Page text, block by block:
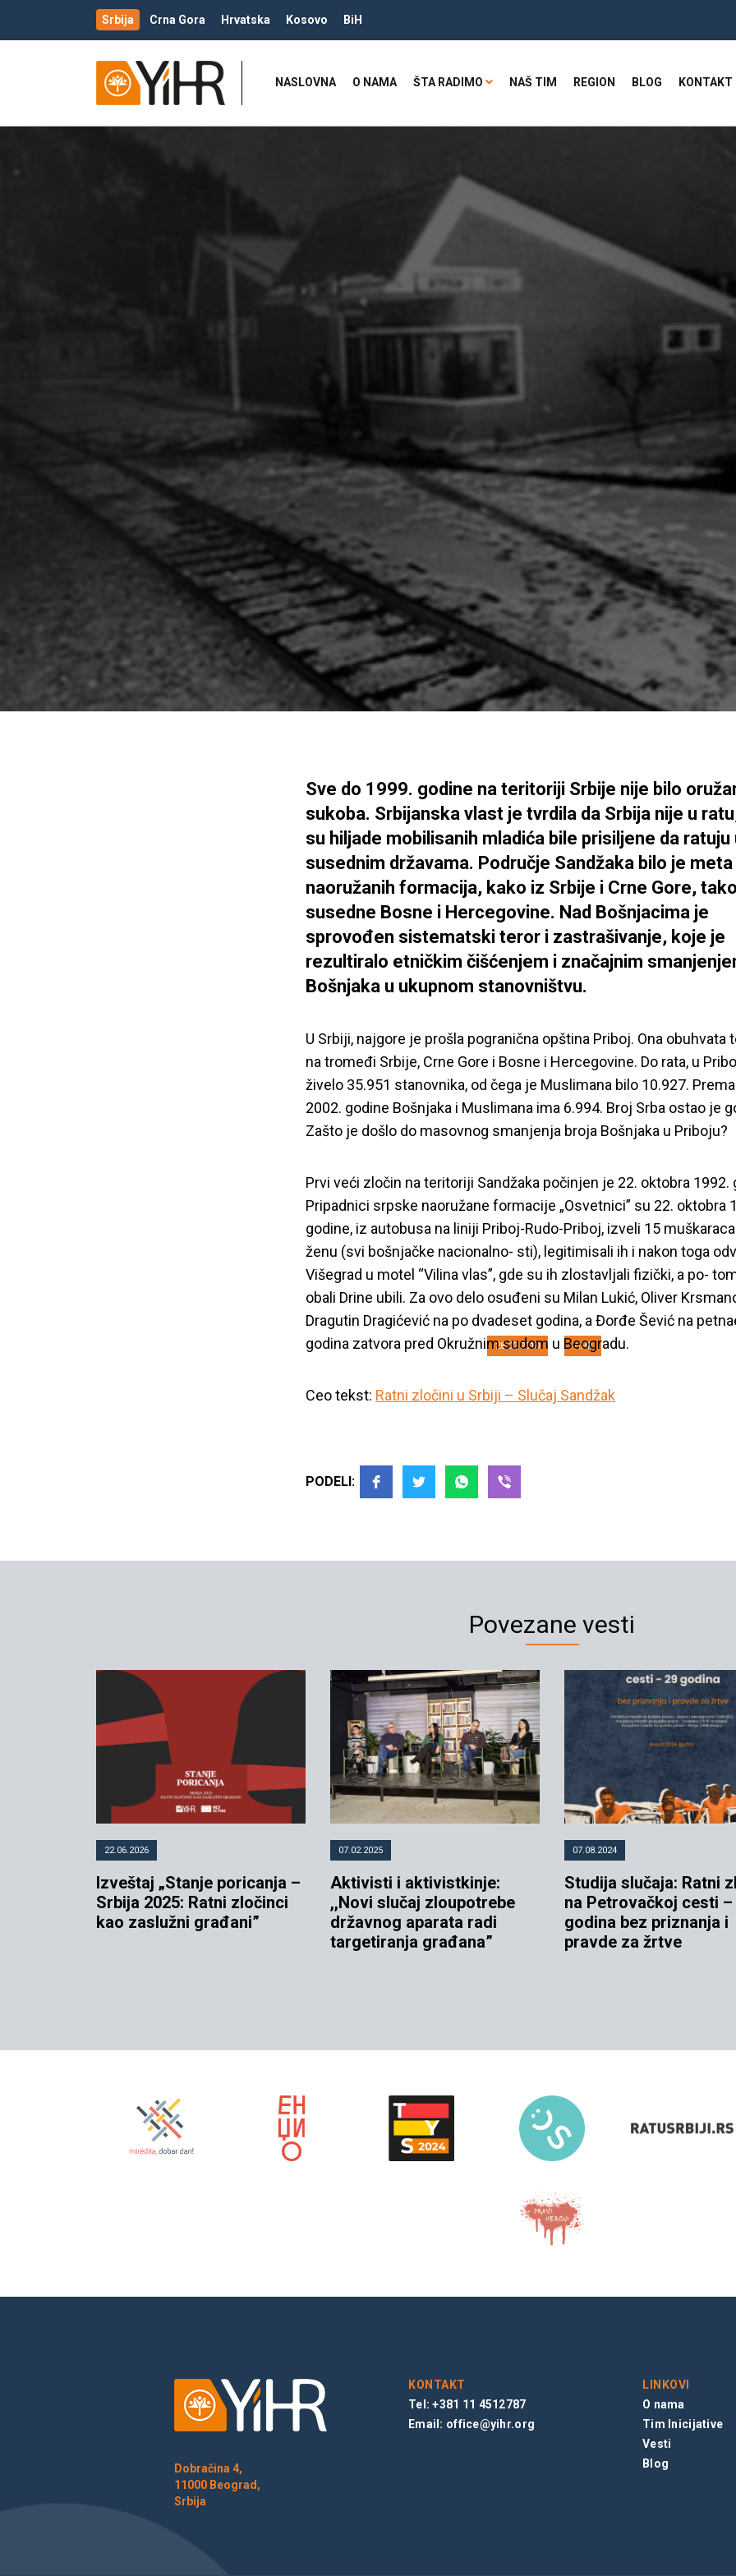
Srbija Crna Gora Hrvatska Kosovo BiH
NASLOVNA O NAMA ŠTA RADIMO NAŠ TIM REGION BLOG KONTAKT
Ratni zločini u Srbiji –
28.02.2010 YIHR
Sve do 1999. godine na teritoriji Srbije nije bilo
sukoba. Srbijanska vlast je tvrdila da Srbija nije u
su hiljade mobilisanih mladića bile prisiljene da ratuju
susednim državama. Područje Sandžaka bilo je
naoružanih formacija, kako iz Srbije i Crne Gore,
susedne Bosne i Hercegovine. Nad Bošnjacima je
sprovođen sistematski teror i zastrašivanje, koje je
rezultiralo etničkim čišćenjem i značajnim
Bošnjaka u ukupnom stanovništvu.
U Srbiji, najgore je prošla pogranična opština Priboj. Ona obuhvata
na tromeđi Srbije, Crne Gore i Bosne i Hercegovine. Do rata, u
živelo 35.951 stanovnika, od čega je Muslimana bilo 10.927.
2002. godine Bošnjaka i Muslimana ima 6.994. Broj Srba ostao je
Zašto je došlo do masovnog smanjenja broja Bošnjaka u Priboju?
Prvi veći zločin na teritoriji Sandžaka počinjen je 22. oktobra 1992.
Pripadnici srpske naoružane formacije „Osvetnici” su 22. oktobra
godine, iz autobusa na liniji Priboj-Rudo-Priboj, izveli 15
ženu (svi bošnjačke nacionalno- sti), legitimisali ih i nakon toga
Višegrad u motel “Vilina vlas”, gde su ih zlostavljali fizički, a po-
obali Drine ubili. Za ovo delo osuđeni su Milan Lukić, Oliver
Dragutin Dragićević na po dvadeset godina, a Đorđe Šević na
godina zatvora pred Okružnim sudom u Beogradu.
Ceo tekst: Ratni zločini u Srbiji – Slučaj Sandžak
PODELI:
Povezane vesti
22.06.2026
Izveštaj „Stanje poricanja –
Srbija 2025: Ratni zločinci
kao zaslužni građani”
07.02.2025
Aktivisti i aktivistkinje:
,,Novi slučaj zloupotrebe
državnog aparata radi
targetiranja građana”
07.08.2024
Studija slučaja: Ratni
na Petrovačkoj cesti –
godina bez priznanja i
pravde za žrtve
Dobračina 4,
11000 Beograd,
Srbija
KONTAKT
Tel: +381 11 4512787
Email: office@yihr.org
LINKOVI
O nama
Tim Inicijative
Vesti
Blog